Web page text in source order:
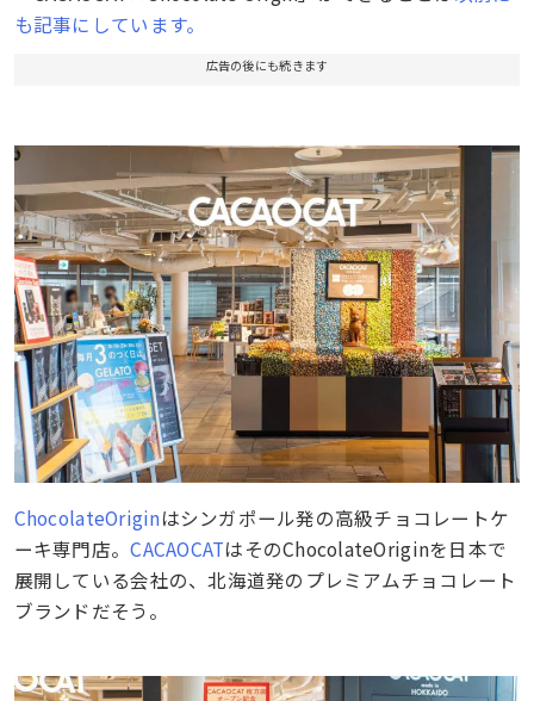
も記事にしています。
広告の後にも続きます
ChocolateOriginはシンガポール発の高級チョコレートケ
ーキ専門店。CACAOCATはそのChocolateOriginを日本で
展開している会社の、北海道発のプレミアムチョコレート
ブランドだそう。